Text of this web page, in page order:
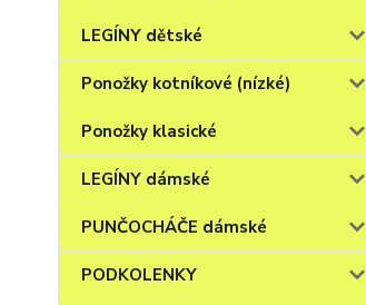
LEGÍNY dětské
Ponožky kotníkové (nízké)
Ponožky klasické
LEGÍNY dámské
PUNČOCHÁČE dámské
PODKOLENKY